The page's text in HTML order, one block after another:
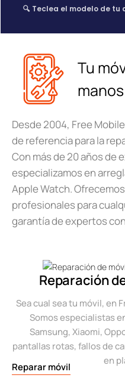
🔍 Teclea el modelo de tu
Tu
manos
Desde 2004, Free
de referencia para la
Con más de 20 años de
especializamos en
Apple Watch.
profesionales para
garantía de expertos
Reparación
Sea cual sea tu móvil, en
Somos especialistas
Samsung, Xiaomi,
pantallas rotas, fallos de
en
Reparar móvil